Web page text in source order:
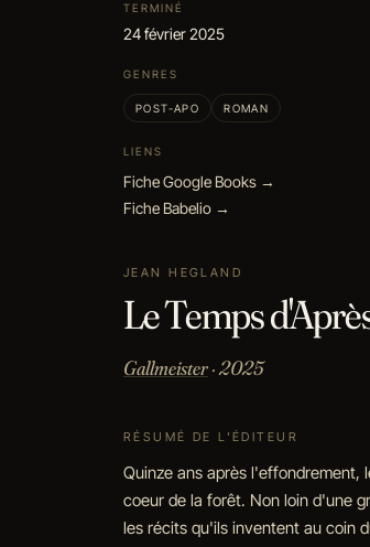
TERMINÉ
24 février 2025
GENRES
POST-APO ROMAN
LIENS
Fiche Google Books →
Fiche Babelio →
JEAN HEGLAND
Le Temps
Gallmeister· 2025
RÉSUMÉ DE L'ÉDITEUR
Quinze ans après l'effondrement,
coeur de la forêt. Non loin d'une
les récits qu'ils inventent au coin